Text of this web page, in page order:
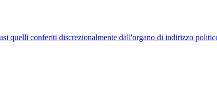
quelli conferiti discrezionalmente dall'organo di indirizzo